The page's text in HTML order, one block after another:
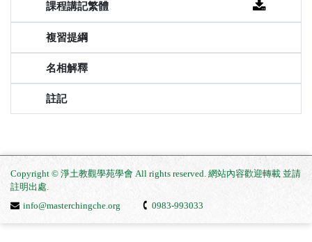
Copyright © 淨土教觀學苑學會 All rights reserved. 網站內容歡迎轉載 並請
註明出處.
info@masterchingche.org
0983-993033